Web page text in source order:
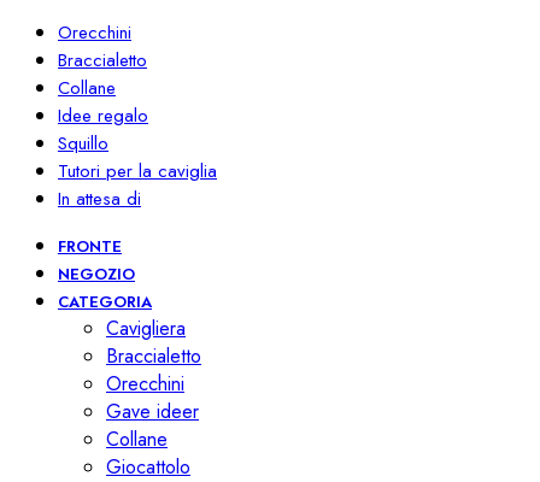
Orecchini
Braccialetto
Collane
Idee regalo
Squillo
Tutori per la caviglia
In attesa di
FRONTE
NEGOZIO
CATEGORIA
Cavigliera
Braccialetto
Orecchini
Gave ideer
Collane
Giocattolo